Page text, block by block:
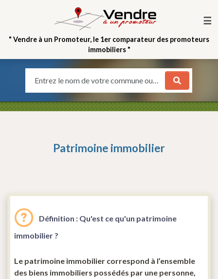
☰
" Vendre à un Promoteur, le 1er comparateur des promoteurs
immobiliers "
Entrez le nom de votre commune ou votre quartier
Patrimoine immobilier
Définition : Qu'est ce qu'un patrimoine
immobilier ?
Le patrimoine immobilier correspond à l’ensemble
des biens immobiliers possédés par une personne,